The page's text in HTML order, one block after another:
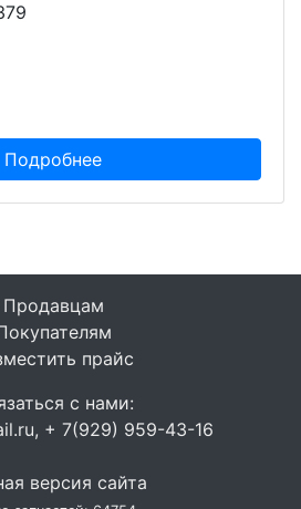
Подробнее
Продавцам
прайс
с нами:
+ 7(929) 959-43-16
версия сайта